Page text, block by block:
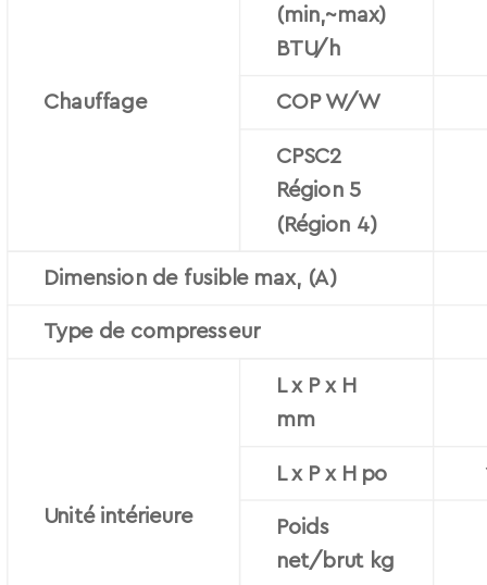
Chauffage
(min,~max)
BTU/h
COP W/W
CPSC2
Région 5
(Région 4)
Dimension de fusible max, (A)
Type de compresseur
Unité intérieure
L x P x H
mm
L x P x H po
Poids
net/brut kg